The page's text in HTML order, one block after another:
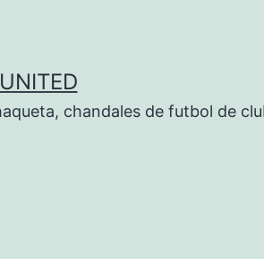
chandales de futbol de